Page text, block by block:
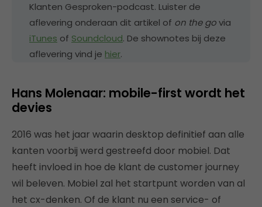
Klanten Gesproken-podcast. Luister de
aflevering onderaan dit artikel of on the govia
iTunes of Soundcloud. De shownotes bij deze
aflevering vind je hier.
Hans Molenaar: mobile-first wordt het
devies
2016 was het jaar waarin desktop definitief aan alle
kanten voorbij werd gestreefd door mobiel. Dat
heeft invloed in hoe de klant de customer journey
wil beleven. Mobiel zal het startpunt worden van al
het cx-denken. Of de klant nu een service- of